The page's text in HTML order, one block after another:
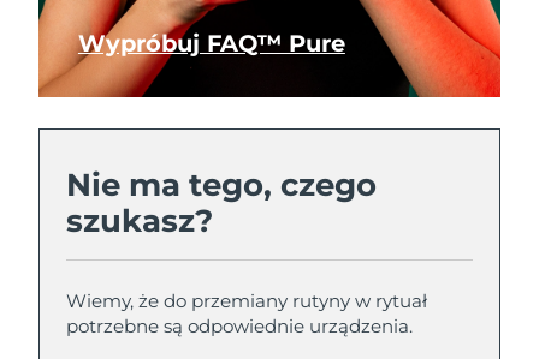
Wypróbuj FAQ™ Pure
Nie ma tego, czego
szukasz?
Wiemy, że do przemiany rutyny w rytuał
potrzebne są odpowiednie urządzenia.